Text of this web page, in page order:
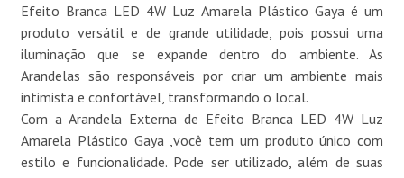
Efeito Branca LED 4W Luz Amarela Plástico Gaya é um
produto versátil e de grande utilidade, pois possui uma
iluminação que se expande dentro do ambiente. As
Arandelas são responsáveis por criar um ambiente mais
intimista e confortável, transformando o local.
Com a Arandela Externa de Efeito Branca LED 4W Luz
Amarela Plástico Gaya ,você tem um produto único com
estilo e funcionalidade. Pode ser utilizado, além de suas